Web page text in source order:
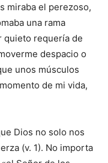
miraba el perezoso,
una rama
quieto requería de
despacio o
unos músculos
de mi vida,
Dios no solo nos
(v. 1). No importa